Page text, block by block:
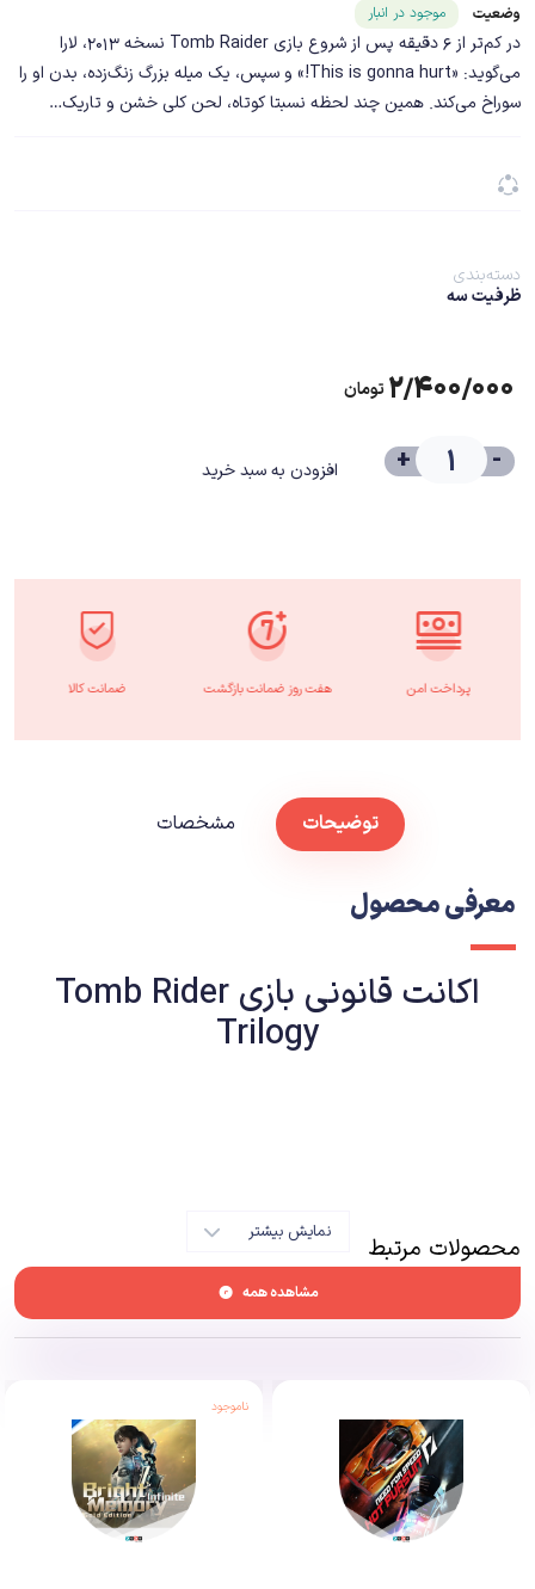
وضعیت موجود در انبارشناسه محصول ۱۹۹۱۲
در کم‌تر از 6 دقیقه پس از شروع بازی Tomb Raider نسخه 2013، لارا
می‌گوید: «This is gonna hurt!» و سپس، یک میله بزرگ زنگ‌زده، بدن او را
سوراخ می‌کند. همین چند لحظه نسبتا کوتاه، لحن کلی خشن و تاریک…
دسته‌بندی
ظرفیت سه
۲/۴۰۰/۰۰۰ تومان
-
+ افزودن به سبد خرید
پرداخت امن هفت روز ضمانت بازگشت ضمانت کالا
توضیحات مشخصات
معرفی محصول
اکانت قانونی بازی Tomb Rider
Trilogy
ما از یک بازی ماجراجویی چه خواسته‌هایی داریم؟ یک بازی ماجراجویی باید
نمایش بیشتر محصولات مرتبط
مشاهده همه
ناموجود